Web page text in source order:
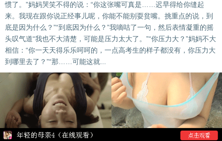
惯了。”妈妈哭笑不得的说：“你这张嘴可真是……迟早得给你缝起
来。我现在跟你说正经事儿呢，你能不能别耍贫嘴。挑重点的说，到
底是因为什么？”“到底因为什么？”我嘀咕了一句，然后表情凝重的摇
头叹气道“我也不大清楚，可能是压力太大了。”“你压力大？”妈妈不大
相信：“你一天天得乐乐呵呵的，一点高考生的样子都没有，你压力大
到哪里去了？”“那……可能这就...